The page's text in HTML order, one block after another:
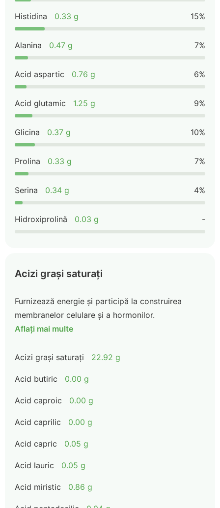
Histidina 0.33 g 15%
Alanina 0.47 g 7%
Acid aspartic 0.76 g 6%
Acid glutamic 1.25 g 9%
Glicina 0.37 g 10%
Prolina 0.33 g 7%
Serina 0.34 g 4%
Hidroxiprolină 0.03 g -
Acizi grași saturați
Furnizează energie și participă la construirea
membranelor celulare și a hormonilor.
Aflați mai multe
Acizi grași saturați 22.92 g
Acid butiric 0.00 g
Acid caproic 0.00 g
Acid caprilic 0.00 g
Acid capric 0.05 g
Acid lauric 0.05 g
Acid miristic 0.86 g